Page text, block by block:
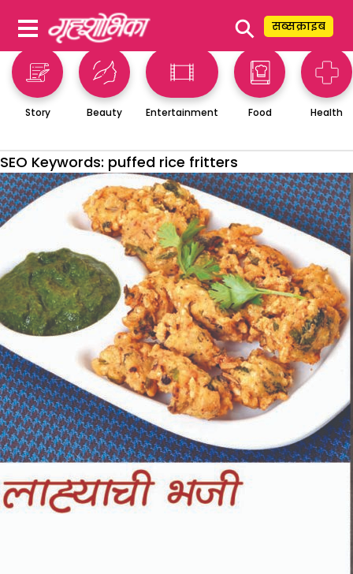
⚲ सब्सक्राइब
Story Beauty Entertainment Food Health
SEO Keywords: puffed rice fritters